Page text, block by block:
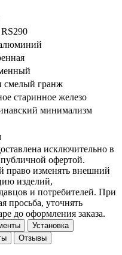
смелый гранж
старинное железо
минимализм
исключительно в
публичной офертой.
право изменять внешний
изделий,
и потребителей. При
просьба, уточнять
до оформления заказа.
Установка
Отзывы